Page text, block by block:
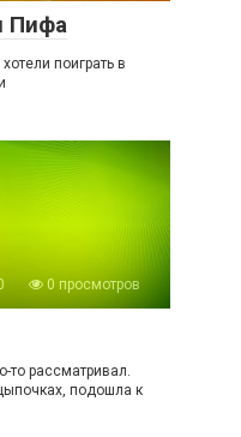
Пифа
поиграть в
0 просмотров
то рассматривал.
подошла к